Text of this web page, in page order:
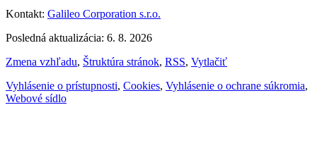
Kontakt: Galileo Corporation s.r.o.
Posledná aktualizácia: 6. 8. 2026
Zmena vzhľadu, Štruktúra stránok, RSS, Vytlačiť
Vyhlásenie o prístupnosti, Cookies, Vyhlásenie o ochrane súkromia,
Webové sídlo